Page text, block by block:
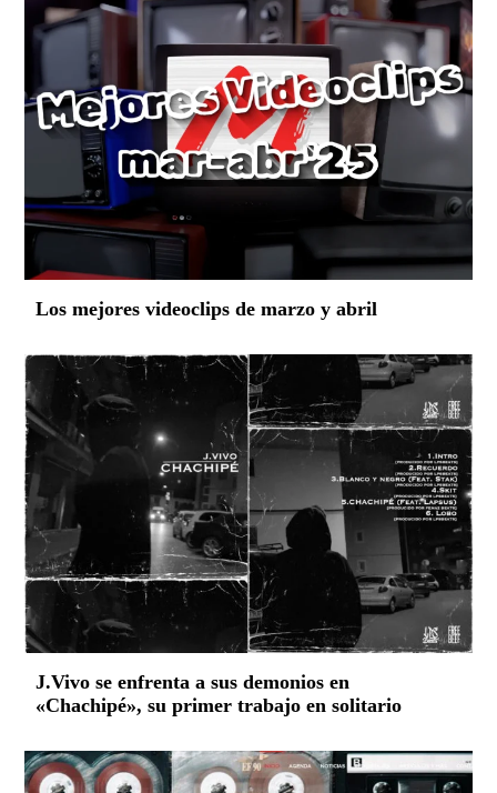
Los mejores videoclips de marzo y abril
J.Vivo se enfrenta a sus demonios en
«Chachipé», su primer trabajo en solitario